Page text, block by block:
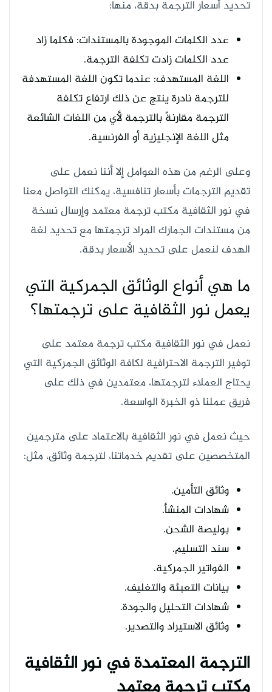
تحديد أسعار الترجمة بدقة، منها:
عدد الكلمات الموجودة بالمستندات: فكلما زاد
عدد الكلمات زادت تكلفة الترجمة.
اللغة المستهدف: عندما تكون اللغة المستهدفة
للترجمة نادرة ينتج عن ذلك ارتفاع تكلفة
الترجمة مقارنةً بالترجمة لأي من اللغات الشائعة
مثل اللغة الإنجليزية أو الفرنسية.
وعلى الرغم من هذه العوامل إلا أننا نعمل على
تقديم الترجمات بأسعار تنافسية، يمكنك التواصل معنا
في نور الثقافية مكتب ترجمة معتمد وإرسال نسخة
من مستندات الجمارك المراد ترجمتها مع تحديد لغة
الهدف لنعمل على تحديد الأسعار بدقة.
ما هي أنواع الوثائق الجمركية التي
يعمل نور الثقافية على ترجمتها؟
نعمل في نور الثقافية مكتب ترجمة معتمد على
توفير الترجمة الاحترافية لكافة الوثائق الجمركية التي
يحتاج العملاء لترجمتها، معتمدين في ذلك على
فريق عملنا ذو الخبرة الواسعة.
حيث نعمل في نور الثقافية بالاعتماد على مترجمين
المتخصصين على تقديم خدماتنا، لترجمة وثائق، مثل:
وثائق التأمين.
شهادات المنشأ.
بوليصة الشحن.
سند التسليم.
الفواتير الجمركية.
بيانات التعبئة والتغليف.
شهادات التحليل والجودة.
وثائق الاستيراد والتصدير.
الترجمة المعتمدة في نور الثقافية